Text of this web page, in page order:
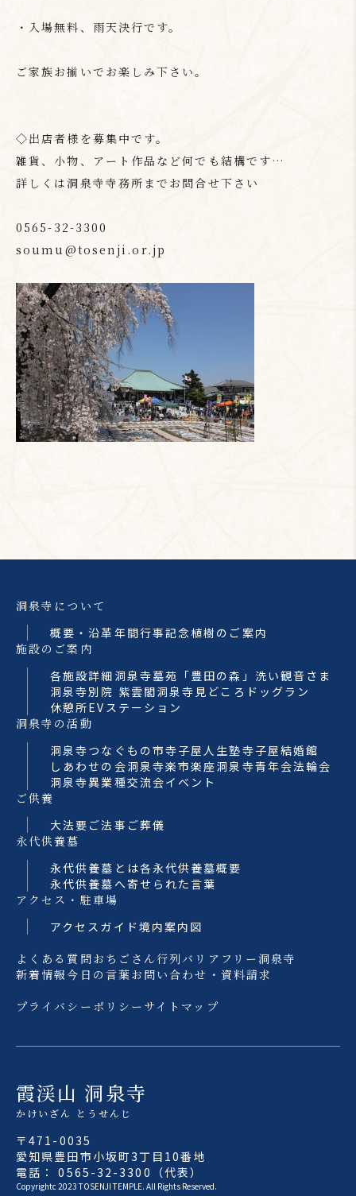
・入場無料、雨天決行です。
ご家族お揃いでお楽しみ下さい。
◇出店者様を募集中です。
雑貨、小物、アート作品など何でも結構です…
詳しくは洞泉寺寺務所までお問合せ下さい
0565-32-3300
soumu@tosenji.or.jp
洞泉寺について
概要・沿革 年間行事記念植樹のご案内
施設のご案内
各施設詳細 洞泉寺墓苑「豊田の森」 洗い観音さま
洞泉寺別院 紫雲閣洞泉寺見どころ ドッグラン
休憩所EVステーション
洞泉寺の活動
洞泉寺つなぐもの市寺子屋人生塾寺子屋結婚館
しあわせの会洞泉寺楽市楽座洞泉寺青年会法輪会
洞泉寺異業種交流会イベント
ご供養
大法要 ご法事 ご葬儀
永代供養墓
永代供養墓とは各永代供養墓概要
永代供養墓へ寄せられた言葉
アクセス・駐車場
アクセスガイド境内案内図
よくある質問おちごさん行列バリアフリー洞泉寺
新着情報今日の言葉お問い合わせ・資料請求
プライバシーポリシー サイトマップ
霞渓山 洞泉寺
かけいざん とうせんじ
〒471-0035
愛知県豊田市小坂町3丁目10番地
電話： 0565-32-3300（代表）
Copyrightc 2023 TOSENJI TEMPLE. All Rights Reserved.